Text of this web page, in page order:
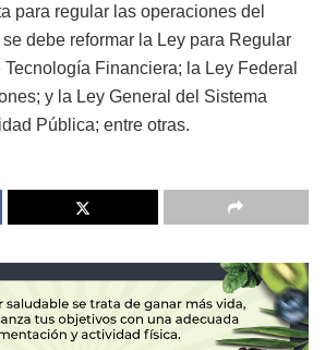
para regular las operaciones del
debe reformar la Ley para Regular
Tecnología Financiera; la Ley Federal
y la Ley General del Sistema
Pública; entre otras.